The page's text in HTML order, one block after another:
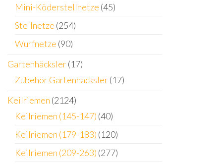
Mini-Köderstellnetze (45)
Stellnetze (254)
Wurfnetze (90)
Gartenhäcksler(17)
Zubehör Gartenhäcksler(17)
Keilriemen (2124)
Keilriemen (145-147) (40)
Keilriemen (179-183) (120)
Keilriemen (209-263) (277)